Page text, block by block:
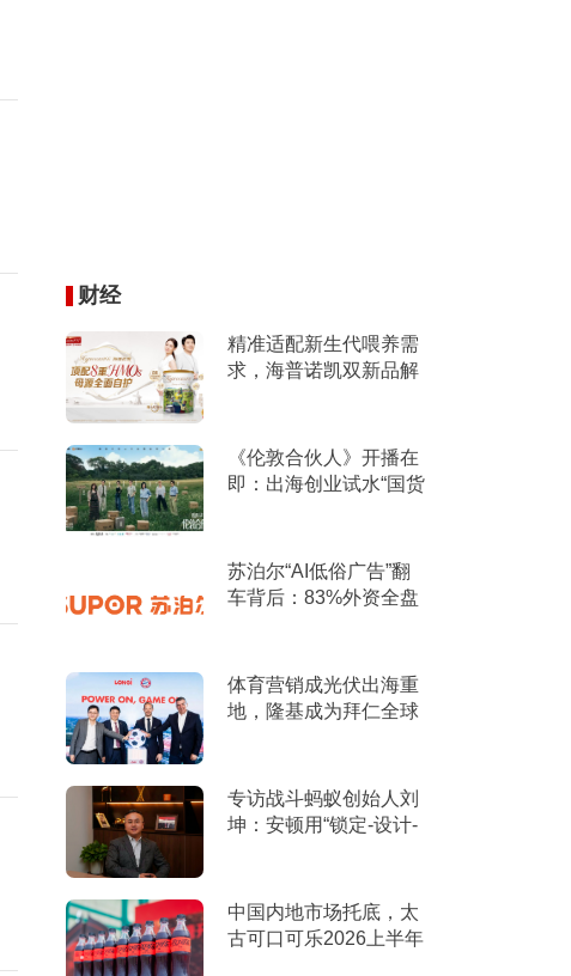
财经
精准适配新生代喂养需
求，海普诺凯双新品解
《伦敦合伙人》开播在
即：出海创业试水“国货
苏泊尔“AI低俗广告”翻
车背后：83%外资全盘
体育营销成光伏出海重
地，隆基成为拜仁全球
专访战斗蚂蚁创始人刘
坤：安顿用“锁定-设计-
中国内地市场托底，太
古可口可乐2026上半年